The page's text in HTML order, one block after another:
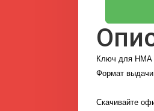
Ключ для HMA
Скачивайте